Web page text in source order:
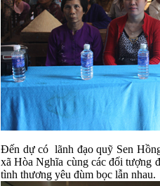
Đến dự có lãnh đạo quỹ Sen
xã Hòa Nghĩa cùng các đối tượng
tình thương yêu đùm bọc lẫn nhau.